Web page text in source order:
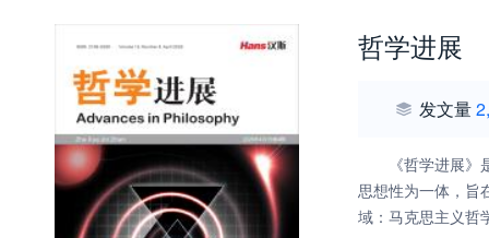
哲学进展
发文量
《哲学进展
思想性为一体，旨
域：马克思主义哲